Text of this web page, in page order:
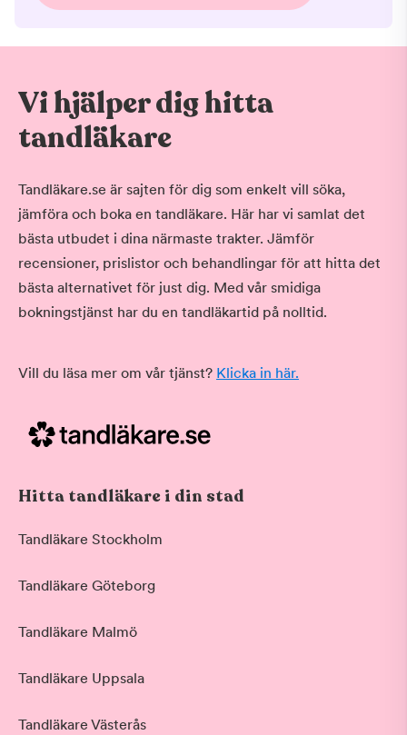
Vi hjälper dig hitta
tandläkare
Tandläkare.se är sajten för dig som enkelt vill söka,
jämföra och boka en tandläkare. Här har vi samlat det
bästa utbudet i dina närmaste trakter. Jämför
recensioner, prislistor och behandlingar för att hitta det
bästa alternativet för just dig. Med vår smidiga
bokningstjänst har du en tandläkartid på nolltid.
Vill du läsa mer om vår tjänst? Klicka in här.
Hitta tandläkare i din stad
Tandläkare Stockholm
Tandläkare Göteborg
Tandläkare Malmö
Tandläkare Uppsala
Tandläkare Västerås